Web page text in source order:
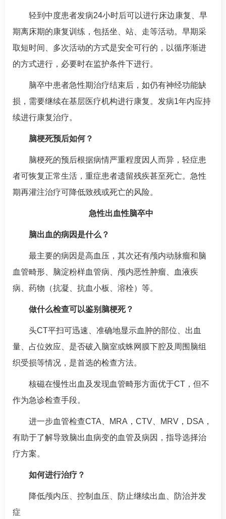
轻到中度患者发病24小时后可以进行床边康复、早
期离床期的康复训练，包括坐、站、走等活动。早期采
取短时间、多次活动的方式是安全可行的，以循序渐进
的方式进行，必要时在监护条件下进行。
脑卒中患者急性期治疗结束后，如仍有神经功能缺
损，需要继续在基层医疗机构进行康复。发病1年内应持
续进行康复治疗。
脑梗死预后如何？
脑梗死的预后根据病情严重程度因人而异，轻症患
者可恢复正常生活，重症患者遗留残疾甚至死亡。急性
期再灌注治疗可降低致残或死亡的风险。
急性出血性脑卒中
脑出血的病因是什么？
最主要的病因是高血压 ，其次还有颅内动脉瘤和脑
血管畸形、脑淀粉样血管病、颅内恶性肿瘤、血液疾
病、药物（抗凝、抗血小板、溶栓）等。
做什么检查可以鉴别 脑梗死？
头CT平扫可迅速、准确地显示血肿的部位、出血
量、占位效应、是否破入脑室或蛛网膜下腔及周围脑组
织受损等情况，是首选的检查方法。
核磁在慢性出血及发现血管畸形方面优于CT，但不
作为急诊检查手段。
进一步血管检查CTA、MRA，CTV、MRV，DSA，
有助于了解导致脑出血病变的血管及病因，指导选择治
疗方案。
如何进行治疗？
降低颅内压、控制血压、防止继续出血、防治并发
症